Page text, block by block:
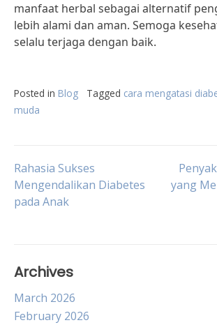
manfaat herbal sebagai alternatif
lebih alami dan aman. Semoga
selalu terjaga dengan baik.
Posted in Blog Tagged cara mengatasi
muda
Post
navigation
Rahasia Sukses
Mengendalikan Diabetes
pada Anak
yang
Archives
March 2026
February 2026